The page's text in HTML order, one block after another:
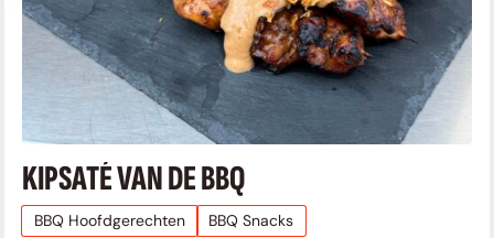
KIPSATÉ VAN DE BBQ
BBQ Hoofdgerechten BBQ Snacks